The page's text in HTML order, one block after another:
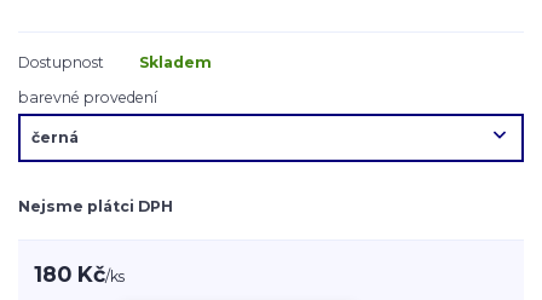
Dostupnost
Skladem
barevné provedení
Nejsme plátci DPH
180 Kč/ks